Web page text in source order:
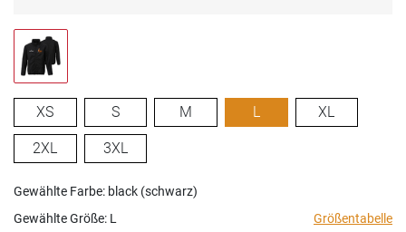
XS S M L XL
2XL 3XL
Gewählte Farbe: black (schwarz)
Gewählte Größe: L Größentabelle